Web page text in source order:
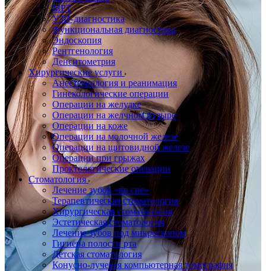
МРТ
УЗИ-диагностика
Функциональная диагностика
Эндоскопия
Рентгенология
Денситометрия
Хирургические услуги
Анестезиология и реанимация
Гинекологические операции
Операции на желудке
Операции на желчном пузыре
Операции на коже
Операции на молочной железе
Операции на щитовидной железе
Операции при грыжах
Проктологические операции
Стоматология
Лечение зубов «во сне»
Терапевтическая стоматология
Хирургическая стоматология
Эстетическая стоматология
Лечение зубов под микроскопом
Гигиена полости рта
Детская стоматология
Конусно-лучевая компьютерная томография